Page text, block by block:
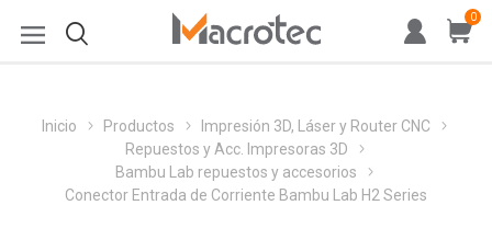
0
Inicio Productos
Impresión 3D, Láser y Router CNC
Repuestos y Acc. Impresoras 3D
Bambu Lab repuestos y accesorios
Conector Entrada de Corriente Bambu Lab H2 Series